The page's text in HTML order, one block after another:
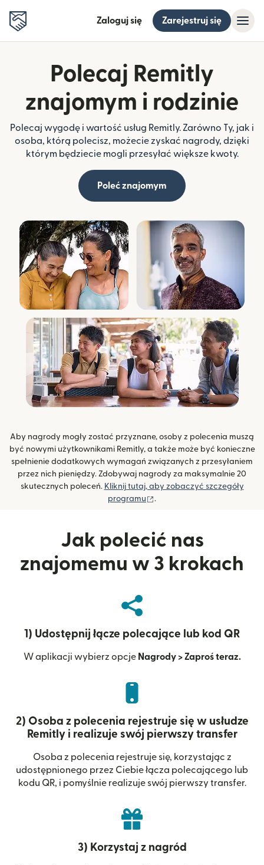
Zaloguj się Zarejestruj się
Polecaj Remitly
znajomym i rodzinie
Polecaj wygodę i wartość usług Remitly. Zarówno Ty, jak i
osoba, którą polecisz, możecie zyskać nagrody, dzięki
którym będziecie mogli przesyłać większe kwoty.
Poleć znajomym
Aby nagrody mogły zostać przyznane, osoby z polecenia muszą
być nowymi użytkownikami Remitly, a także może być konieczne
spełnienie dodatkowych wymagań związanych z przesyłaniem
przez nich pieniędzy. Zdobywaj nagrody za maksymalnie 20
skutecznych poleceń. Kliknij tutaj, aby zobaczyć szczegóły
programu
.
Jak polecić nas
znajomemu w 3 krokach
1) Udostępnij łącze polecające lub kod QR
W aplikacji wybierz opcje Nagrody > Zaproś teraz.
2) Osoba z polecenia rejestruje się w usłudze
Remitly i realizuje swój pierwszy transfer
Osoba z polecenia rejestruje się, korzystając z
udostępnionego przez Ciebie łącza polecającego lub
kodu QR, i pomyślnie realizuje swój pierwszy transfer.
3) Korzystaj z nagród